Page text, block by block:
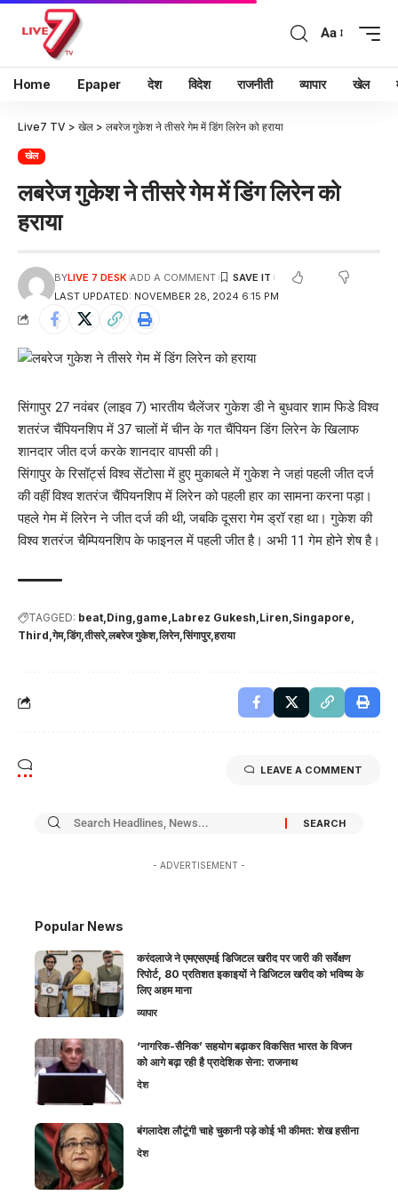
Aa
Home Epaper देश विदेश राजनीती व्यापार खेल
Live7 TV > खेल > लबरेज गुकेश ने तीसरे गेम में डिंग लिरेन को हराया
खेल
लबरेज गुकेश ने तीसरे गेम में डिंग लिरेन को
हराया
LAST UPDATED: NOVEMBER 28, 2024 6:15 PM
BYLIVE 7 DESK ADD A COMMENT
सिंगापुर 27 नवंबर (लाइव 7) भारतीय चैलेंजर गुकेश डी ने बुधवार शाम फिडे विश्व
शतरंज चैंपियनशिप में 37 चालों में चीन के गत चैंपियन डिंग लिरेन के खिलाफ
शानदार जीत दर्ज करके शानदार वापसी की।
सिंगापुर के रिसॉर्ट्स विश्व सेंटोसा में हुए मुकाबले में गुकेश ने जहां पहली जीत दर्ज
की वहीं विश्व शतरंज चैंपियनशिप में लिरेन को पहली हार का सामना करना पड़ा।
पहले गेम में लिरेन ने जीत दर्ज की थी, जबकि दूसरा गेम ड्रॉ रहा था। गुकेश की
विश्व शतरंज चैम्पियनशिप के फाइनल में पहली जीत है। अभी 11 गेम होने शेष है।
TAGGED: beat Ding game Labrez Gukesh Liren Singapore
Third गेम डिंग तीसरे लबरेज गुकेश लिरेन सिंगापुर हराया
LEAVE A COMMENT
- ADVERTISEMENT -
Popular News
करंदलाजे ने एमएसएमई डिजिटल खरीद पर जारी की सर्वेक्षण
रिपोर्ट, 80 प्रतिशत इकाइयों ने डिजिटल खरीद को भविष्य के
लिए अहम माना
व्यापार
‘नागरिक-सैनिक’ सहयोग बढ़ाकर विकसित भारत के विजन
को आगे बढ़ा रही है प्रादेशिक सेना: राजनाथ
देश
बंगलादेश लौटूंगी चाहे चुकानी पड़े कोई भी कीमत: शेख हसीना
देश